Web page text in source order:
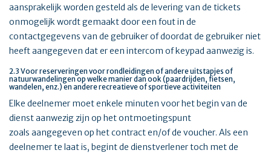
aansprakelijk worden gesteld als de levering van de tickets
onmogelijk wordt gemaakt door een fout in de
contactgegevens van de gebruiker of doordat de gebruiker niet
heeft aangegeven dat er een intercom of keypad aanwezig is.
2.3 Voor reserveringen voor rondleidingen of andere uitstapjes of
natuurwandelingen op welke manier dan ook (paardrijden, fietsen,
wandelen, enz.) en andere recreatieve of sportieve activiteiten
Elke deelnemer moet enkele minuten voor het begin van de
dienst aanwezig zijn op het ontmoetingspunt
zoals aangegeven op het contract en/of de voucher. Als een
deelnemer te laat is, begint de dienstverlener toch met de